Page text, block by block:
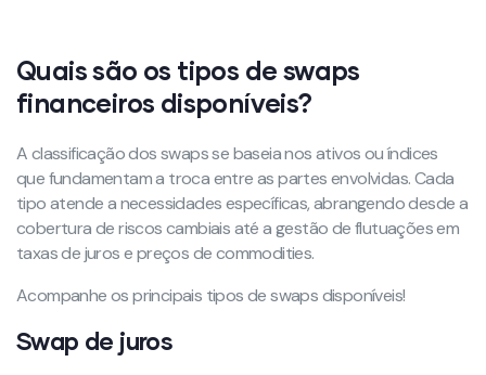
Quais são os tipos de swaps
financeiros disponíveis?
A classificação dos swaps se baseia nos ativos ou índices
que fundamentam a troca entre as partes envolvidas. Cada
tipo atende a necessidades específicas, abrangendo desde a
cobertura de riscos cambiais até a gestão de flutuações em
taxas de juros e preços de commodities.
Acompanhe os principais tipos de swaps disponíveis!
Swap de juros